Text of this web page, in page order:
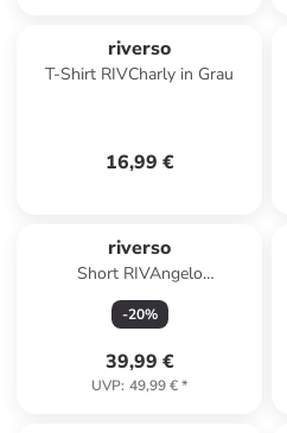
riverso
T-Shirt RIVCharly in Grau
16,99 €
riverso
Short RIVAngelo
regular/straight in Beige
-20%
39,99 €
UVP: 49,99 €*